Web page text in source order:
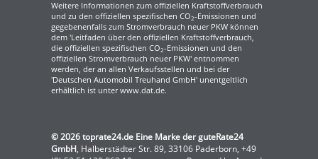
Weitere Informationen zum offiziellen Kraftstoffverbrauch
und zu den offiziellen spezifischen CO2-Emissionen und
gegebenenfalls zum Stromverbrauch neuer PKW können
dem 'Leitfaden über den offiziellen Kraftstoffverbrauch,
die offiziellen spezifischen CO2-Emissionen und den
offiziellen Stromverbrauch neuer PKW' entnommen
werden, der an allen Verkaufsstellen und bei der
'Deutschen Automobil Treuhand GmbH' unentgeltlich
erhältlich ist unter www.dat.de.
© 2026toprate24.de Eine Marke der guteRate24
GmbH, Halberstädter Str. 89, 33106 Paderborn, +49